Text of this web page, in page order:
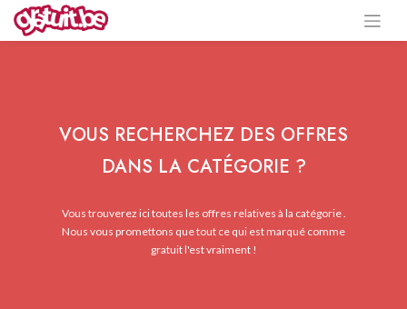
VOUS RECHERCHEZ DES OFFRES
DANS LA CATÉGORIE ?
Vous trouverez ici toutes les offres relatives à la catégorie .
Nous vous promettons que tout ce qui est marqué comme
gratuit l'est vraiment !